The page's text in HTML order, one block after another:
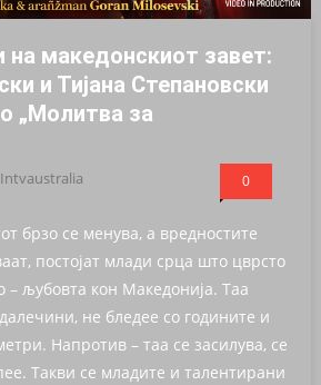
на македонскиот завет:
и Тијана Степановски
„Молитва за
Intvaustralia 0
брзо се менува, а вредностите
постојат млади срца што цврсто
– љубовта кон Македонија. Таа
не бледее со годините и
Напротив – таа се засилува, се
Такви се младите и талентирани